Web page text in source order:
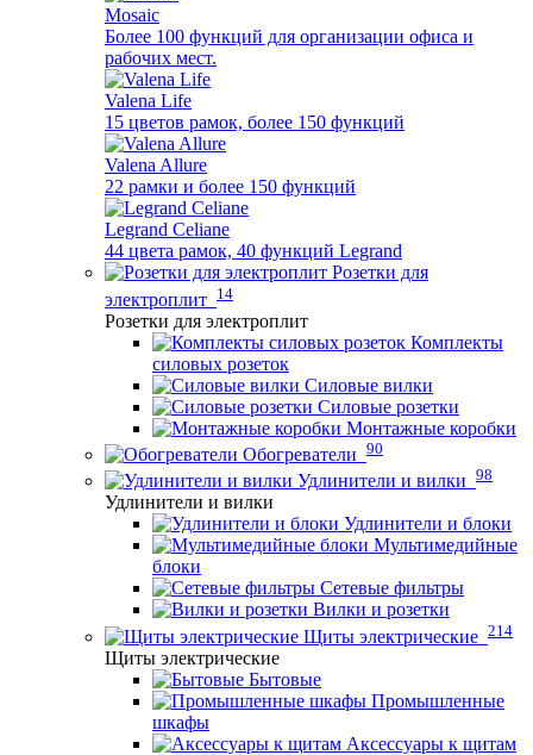
Mosaic
Более 100 функций для организации офиса и
рабочих мест.
Valena Life
15 цветов рамок, более 150 функций
Valena Allure
22 рамки и более 150 функций
Legrand Celiane
44 цвета рамок, 40 функций Legrand
Розетки для
электроплит 14
Розетки для электроплит
Комплекты
силовых розеток
Силовые вилки
Силовые розетки
Монтажные коробки
Обогреватели 90
Удлинители и вилки 98
Удлинители и вилки
Удлинители и блоки
Мультимедийные
блоки
Сетевые фильтры
Вилки и розетки
Щиты электрические 214
Щиты электрические
Бытовые
Промышленные
шкафы
Аксессуары к щитам